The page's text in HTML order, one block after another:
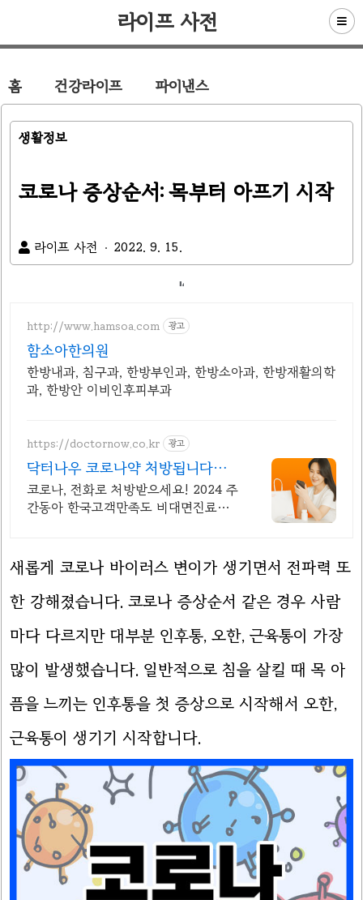
라이프 사전
홈 건강라이프 파이낸스
생활정보
코로나 증상순서: 목부터 아프기 시작
라이프 사전 2022. 9. 15.
http://www.hamsoa.com 광고
함소아한의원
한방내과, 침구과, 한방부인과, 한방소아과, 한방재활의학
과, 한방안 이비인후피부과
https://doctornow.co.kr 광고
닥터나우 코로나약 처방됩니다
365일 24시간 진료가능
코로나, 전화로 처방받으세요! 2024 주
간동아 한국고객만족도 비대면진료앱
새롭게 코로나 바이러스 변이가 생기면서 전파력 또
한 강해졌습니다. 코로나 증상순서 같은 경우 사람
마다 다르지만 대부분 인후통, 오한, 근육통이 가장
많이 발생했습니다. 일반적으로 침을 살킬 때 목 아
픔을 느끼는 인후통을 첫 증상으로 시작해서 오한,
근육통이 생기기 시작합니다.